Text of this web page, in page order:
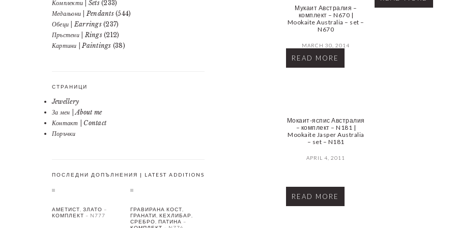
Мукаит Австралия –
комплект – N670 |
Mookaite Australia – set –
N670
MARCH 30, 2014
READ MORE
Мокаит-яспис Австралия
– комплект – N181 |
Mookaite Jasper Australia
– set – N181
APRIL 4, 2011
READ MORE
Комплекти | Sets(233)
Медальони | Pendants(544)
Обеци | Earrings(237)
Пръстени | Rings(212)
Картини | Paintings (38)
СТРАНИЦИ
Jewellery
За мен | About me
Контакт | Contact
Поръчки
ПОСЛЕДНИ ДОПЪЛНЕНИЯ | LATEST ADDITIONS
АМЕТИСТ, ЗЛАТО –
КОМПЛЕКТ – N777
ГРАВИРАНА КОСТ,
ГРАНАТИ, КЕХЛИБАР,
СРЕБРО, ПАТИНА –